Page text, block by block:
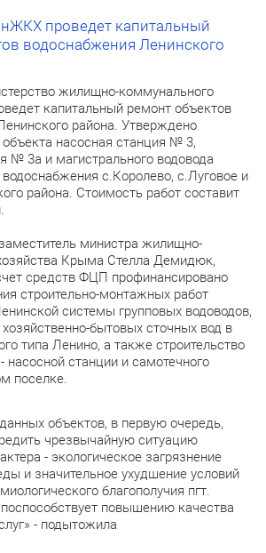
проведет капитальный
водоснабжения Ленинского
жилищно-коммунального
капитальный ремонт объектов
района. Утверждено
насосная станция № 3,
№ 3а и магистрального водовода
с.Королево, с.Луговое и
района. Стоимость работ составит
министра жилищно-
Крыма Стелла Демидюк,
средств ФЦП профинансировано
строительно-монтажных работ
системы групповых водоводов,
бытовых сточных вод в
типа Ленино, а также строительство
насосной станции и самотечного
поселке.
объектов, в первую очередь,
чрезвычайную ситуацию
- экологическое загрязнение
и значительное ухудшение условий
благополучия пгт.
повышению качества
- подытожила